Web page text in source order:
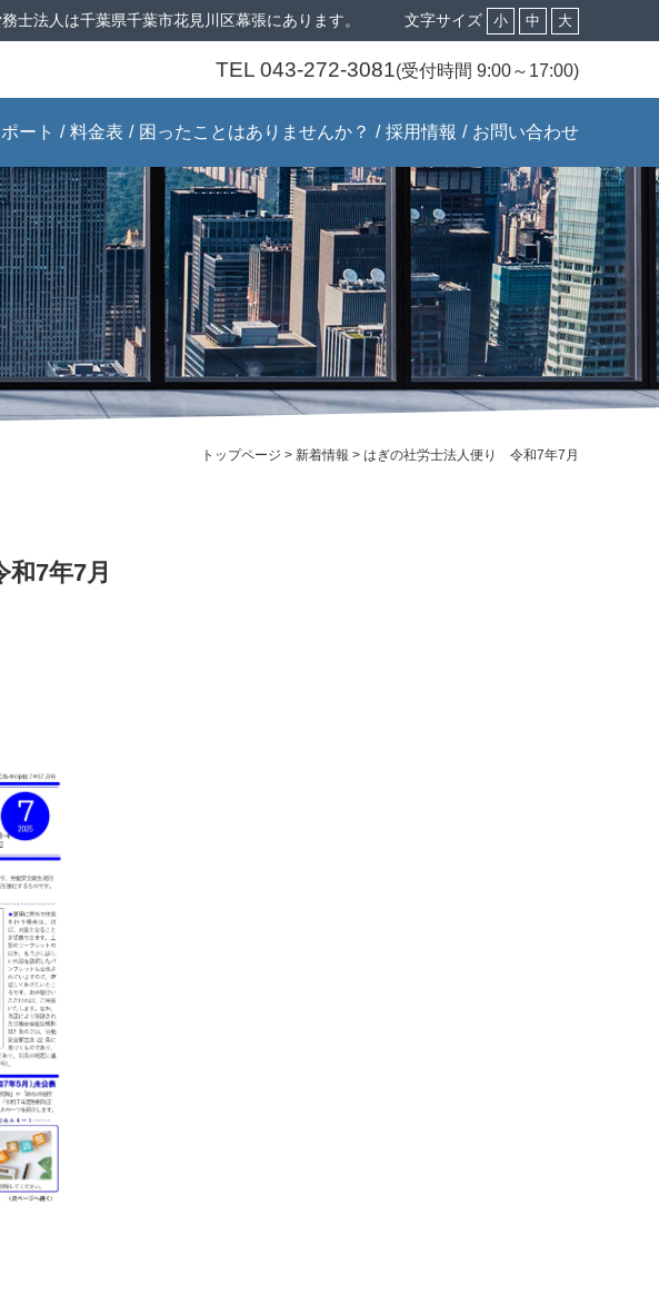
士法人は千葉県千葉市花見川区幕張にあります。 文字サイズ 小 中 大
TEL 043-272-3081(受付時間 9:00～17:00)
事務所案内
スタッフ紹介
ート
就業規則トータ
ルサポート
料金表 困ったことはありませんか？
事業主の労災特
別加入
失敗しない人材
選び
知っておきたい
年金のルール
採用情報 お問い合わせ
トップページ > 新着情報 > はぎの社労士法人便り 令和7年7月
7年7月